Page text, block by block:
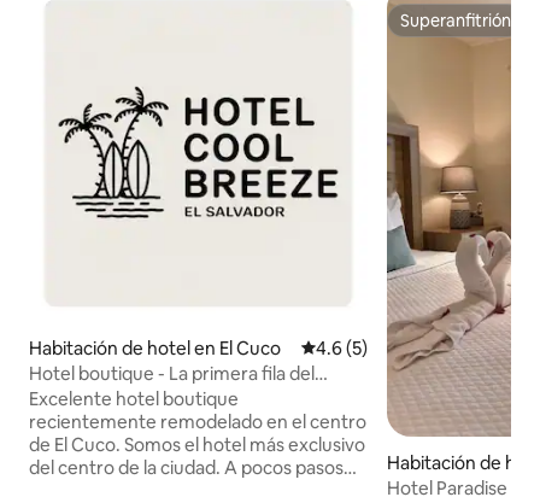
Habitación de hotel en El Cuco Calificación promedio: 4.6
4.6 (5)
Hotel boutique - La primera fila del
centro de El Cuco
Excelente hotel boutique
recientemente remodelado en el centro
de El Cuco. Somos el hotel más exclusivo
del centro de la ciudad. A pocos pasos
Superanfitrión
Superanfitrión
Habitación de
o
Hotel Paradise